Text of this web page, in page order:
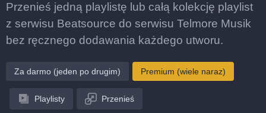
Przenieś jedną playlistę lub całą kolekcję playlist
z serwisu Beatsource do serwisu Telmore Musik
bez ręcznego dodawania każdego utworu.
Za darmo (jeden po drugim) Premium (wiele naraz)
Playlisty Przenieś